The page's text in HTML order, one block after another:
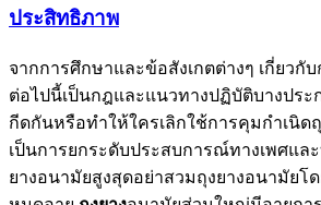
ประสิทธิภาพ
จากการศึกษาและข้อสังเกตต่างๆ เกี่ยวกั
ต่อไปนี้เป็นกฎและแนวทางปฏิบัติบางประ
กีดกันหรือทำให้ใครเลิกใช้การคุมกำเนิด
เป็นการยกระดับประสบการณ์ทางเพศแล
ยางอนามัยสูงสุดอย่าสวมถุงยางอนามัยโ